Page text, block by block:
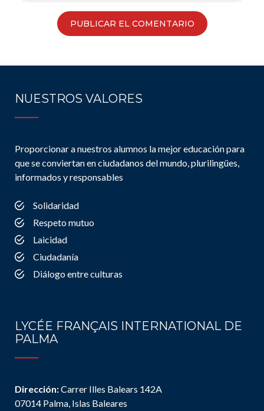
NUESTROS VALORES
Proporcionar a nuestros alumnos la mejor educación para
que se conviertan en ciudadanos del mundo, plurilingües,
informados y responsables
Solidaridad
Respeto mutuo
Laicidad
Ciudadanía
Diálogo entre culturas
LYCÉE FRANÇAIS INTERNATIONAL DE
PALMA
Dirección:Carrer Illes Balears 142A
07014 Palma, Islas Baleares